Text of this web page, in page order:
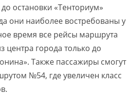
остановки «Тенториум»
они наиболее востребованы у
время все рейсы маршрута
центра города только до
Также пассажиры смогут
№54, где увеличен класс